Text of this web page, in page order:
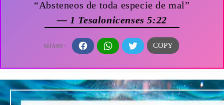
“Absteneos de toda especie de mal”
— 1 Tesalonicenses 5:22